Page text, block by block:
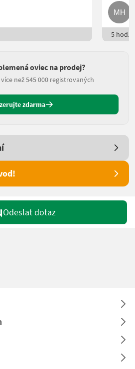
5 hod.
oviec na prodej?
než 545 000 registrovaných
zdarma
Odeslat dotaz